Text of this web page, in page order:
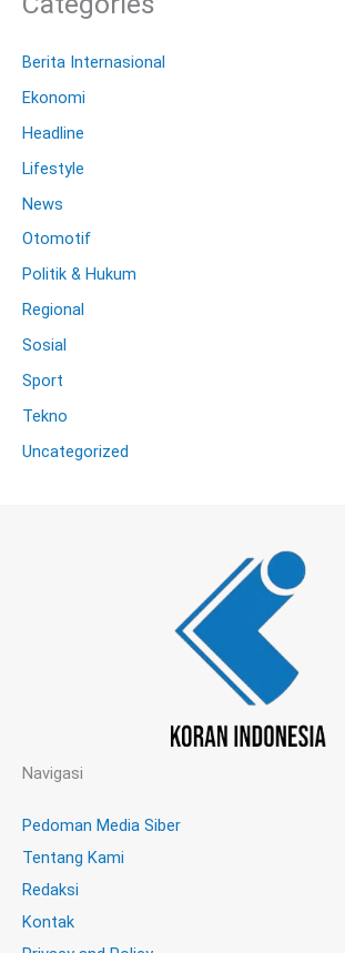
Berita Internasional
Ekonomi
Headline
Lifestyle
News
Otomotif
Politik & Hukum
Regional
Sosial
Sport
Tekno
Uncategorized
Navigasi
Pedoman Media Siber
Tentang Kami
Redaksi
Kontak